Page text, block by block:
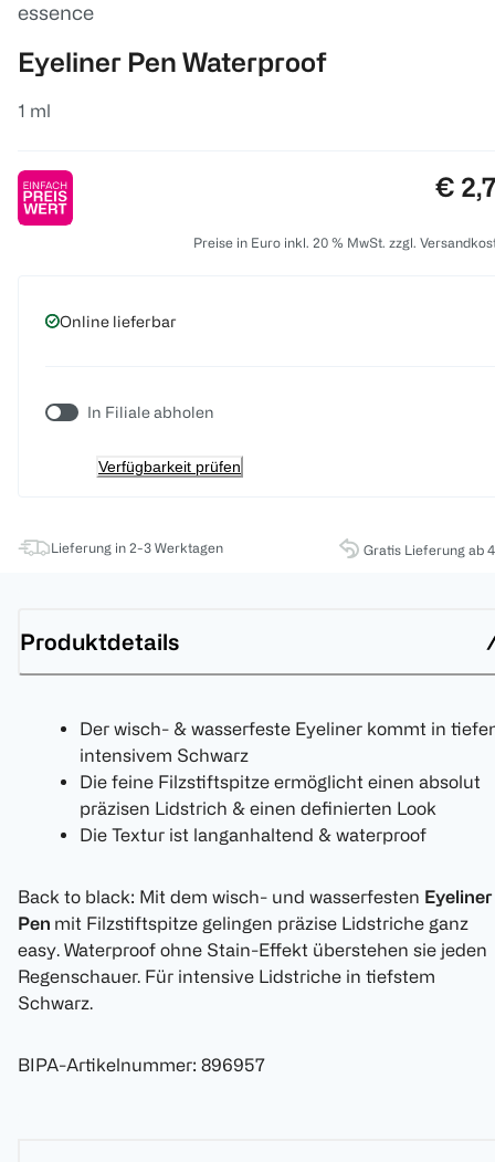
essence
Eyeliner Pen Waterproof
1 ml
€
Preise in Euro inkl. 20 % MwSt. zzgl.
Online lieferbar
In Filiale abholen
Verfügbarkeit prüfen
Lieferung in 2-3 Werktagen Gratis Lieferung ab
Produktdetails
Der wisch- & wasserfeste Eyeliner kommt in
intensivem Schwarz
Die feine Filzstiftspitze ermöglicht einen absolut
präzisen Lidstrich & einen definierten Look
Die Textur ist langanhaltend & waterproof
Back to black: Mit dem wisch- und wasserfesten Eyeliner
Pen mit Filzstiftspitze gelingen präzise Lidstriche ganz
easy. Waterproof ohne Stain-Effekt überstehen sie jeden
Regenschauer. Für intensive Lidstriche in tiefstem
Schwarz.
BIPA-Artikelnummer: 896957